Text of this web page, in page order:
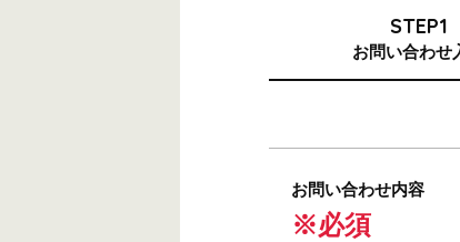
STEP1
お問い合わせ
お問い合わせ内容
※必須